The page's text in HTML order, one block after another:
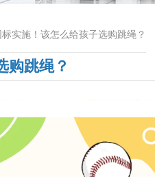
标实施！该怎么给孩子选购跳绳？
购跳绳？